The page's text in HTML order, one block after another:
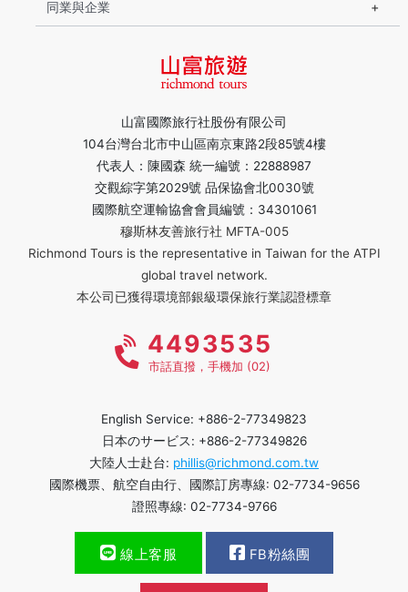
山富國際旅行社股份有限公司
104台灣台北市中山區南京東路2段85號4樓
代表人：陳國森 統一編號：22888987
交觀綜字第2029號 品保協會北0030號
國際航空運輸協會會員編號：34301061
穆斯林友善旅行社 MFTA-005
Richmond Tours is the representative in Taiwan for the ATPI
global travel network.
本公司已獲得環境部銀級環保旅行業認證標章
同業與企業
4493535
市話直撥，手機加 (02)
English Service: +886-2-77349823
日本のサービス: +886-2-77349826
大陸人士赴台: phillis@richmond.com.tw
國際機票、航空自由行、國際訂房專線: 02-7734-9656
證照專線: 02-7734-9766
線上客服 FB粉絲團